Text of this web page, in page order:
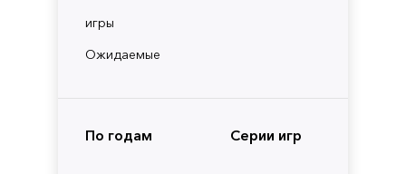
игры
Ожидаемые
По годам Серии игр